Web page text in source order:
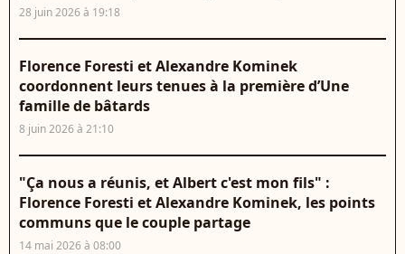
28 juin 2026 à 19:18
Florence Foresti et Alexandre Kominek
coordonnent leurs tenues à la première d’Une
famille de bâtards
8 juin 2026 à 21:10
"Ça nous a réunis, et Albert c'est mon fils" :
Florence Foresti et Alexandre Kominek, les points
communs que le couple partage
14 mai 2026 à 08:00